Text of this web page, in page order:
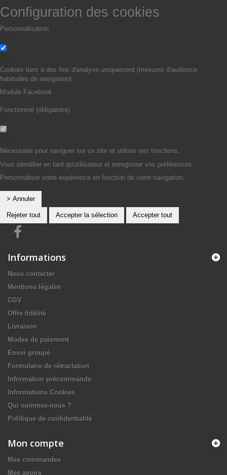
Configuration des cookies
Personnalisation
Cookies tiers à des fins d'analyse uniquement (mesures d'audience,
habitudes de navigation).
Module Facebook
Fonctionnel (obligatoire)
Nécessaire pour naviguer sur ce site et utiliser ses fonctions.
Vous identifier en tant qu'utilisateur et enregistrer vos préférences.
Personnaliser votre expérience en fonction de votre navigation.
> Annuler
Rejeter tout Accepter la sélection Accepter tout
Informations
Nous contacter
Mentions légales
CGV
Offre fidélité
Livraison
Modes de paiement
Envoi groupé
Formulaire de rétractation
Information précommande
Informations Cookies
Qui sommes-nous ?
Politique de confidentialité
Mon compte
Mes commandes
Mes avoirs